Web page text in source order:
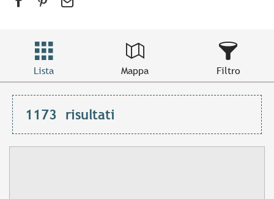
Lista Mappa Filtro
1173 risultati